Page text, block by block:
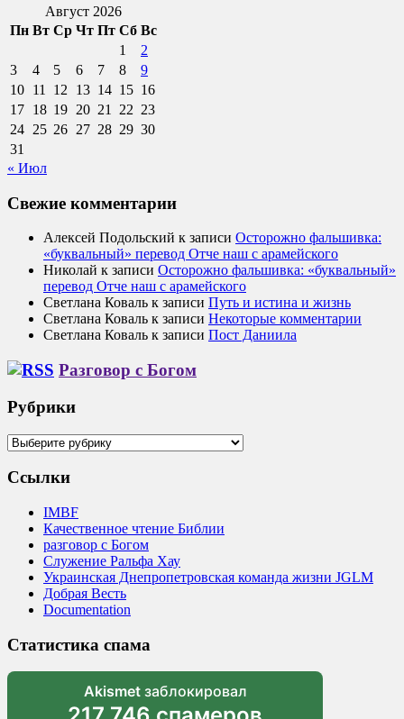
Август 2026
Пн Вт Ср Чт Пт Сб Вс
1
2
3
4 5 6 7 8
9
10 11 12 13 14 15 16
17 18 19 20 21 22 23
24 25 26 27 28 29 30
31
« Июл
Свежие комментарии
Алексей Подольский к записи Осторожно фальшивка:
«буквальный» перевод Отче наш с арамейского
Николай к записи Осторожно фальшивка: «буквальный»
перевод Отче наш с арамейского
Светлана Коваль к записи Путь и истина и жизнь
Светлана Коваль к записи Некоторые комментарии
Светлана Коваль к записи Пост Даниила
Разговор с Богом
Рубрики
Рубрики
Ссылки
IMBF
Качественное чтение Библии
разговор с Богом
Служение Ральфа Хау
Украинская Днепропетровская команда жизни JGLM
Добрая Весть
Documentation
Статистика спама
Akismetзаблокировал